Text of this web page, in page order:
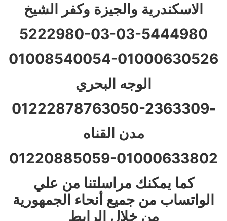
الاسكندرية والجيزة وكفر الشيخ
5222980-03-03-5444980
01008540054-01000630526
الوجه البحري
-01222878763
050-2363309
مدن القناه
01220885059-01000633802
كما يمكنك مراسلتنا من علي
الواتساب من جميع أنحاء الجمهورية
من خلال الرابط